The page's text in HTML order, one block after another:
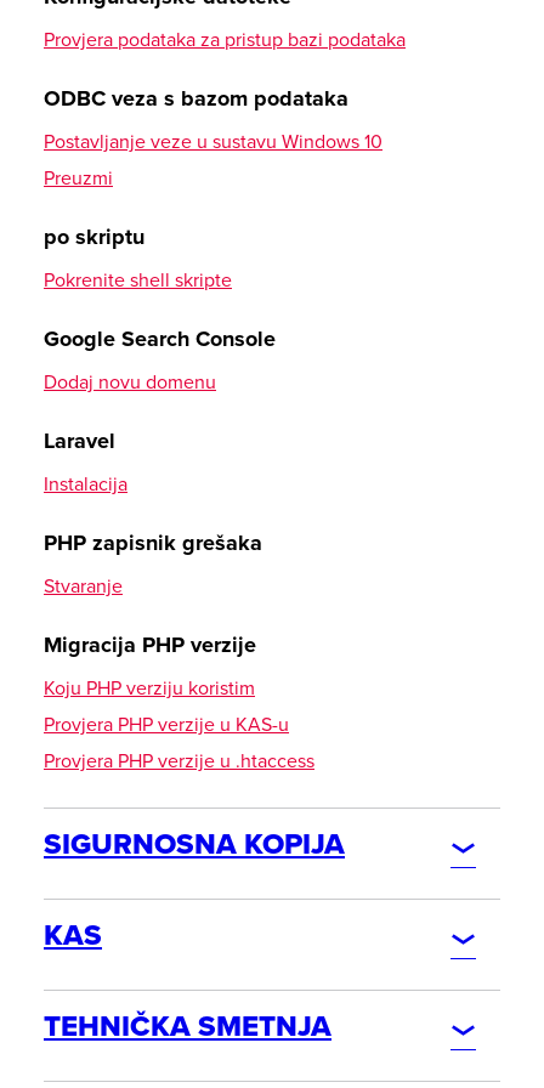
Samsung Galaxy S10
Postanski račun (IMAP) postaviti
Gmail aplikacija
Postanski račun postaviti
Huawei aplikacija za e-poštu
Postanski račun (IMAP) postaviti
Vivaldi preglednik
Postanski račun postaviti
CardDAV - sinkronizacija kontakata
Prikaži postavke u WebMailu
Outlook 2019
Thunderbird
iOS Kontakti
Kontakti macOS
eM klijent
CalDAV - funkcija kalendara
Prikaži postavke u WebMailu
Outlook 2019
Thunderbird
Provjera podataka za pristup bazi podataka
ODBC veza s bazom podataka
Postavljanje veze u sustavu Windows 10
Preuzmi
po skriptu
Pokrenite shell skripte
Google Search Console
Dodaj novu domenu
Laravel
Instalacija
PHP zapisnik grešaka
Stvaranje
Migracija PHP verzije
Koju PHP verziju koristim
Provjera PHP verzije u KAS-u
Provjera PHP verzije u .htaccess
SIGURNOSNA KOPIJA
BAZA PODATAKA
Povezivanje s bazom podataka
Kreiraj sigurnosnu kopiju baze podataka
KAS
DOMENA
TEHNIČKA SMETNJA